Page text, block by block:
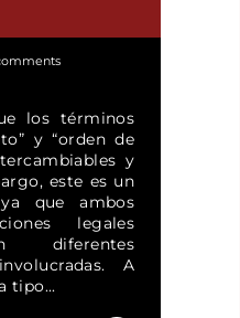
los términos
y “orden de
y
este es un
que ambos
legales
diferentes
A
tipo...